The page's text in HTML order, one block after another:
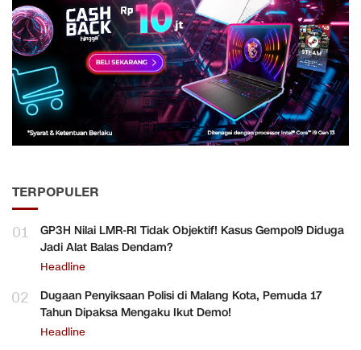
TERPOPULER
01
GP3H Nilai LMR-RI Tidak Objektif! Kasus Gempol9 Diduga
Jadi Alat Balas Dendam?
Headline
02
Dugaan Penyiksaan Polisi di Malang Kota, Pemuda 17
Tahun Dipaksa Mengaku Ikut Demo!
Headline